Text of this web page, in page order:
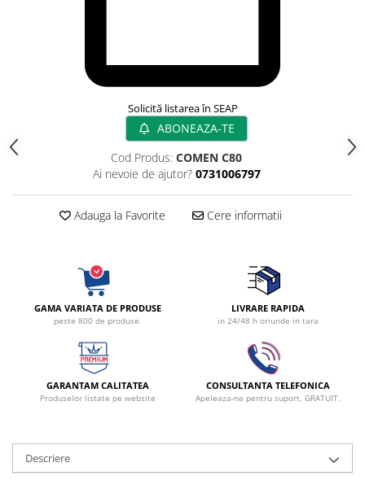
Electrocautere
Criocautere
Consumabile medicale si Accesorii
cutii medicamente
Filtre antibacteriene si antivirale
Ochelari de protectie
Cabluri EKG (10 fire)
Electrozi ECG / EKG
Sonde US
Vase
Solicită listarea în SEAP
ABONEAZA-TE
Cod Produs: COMEN C80
Ai nevoie de ajutor? 0731006797
Adauga la Favorite Cere informatii
GAMA VARIATA DE PRODUSE
peste 800 de produse.
LIVRARE RAPIDA
in 24/48 h oriunde in tara
GARANTAM CALITATEA
Produselor listate pe website
CONSULTANTA TELEFONICA
Apeleaza-ne pentru suport, GRATUIT.
Descriere